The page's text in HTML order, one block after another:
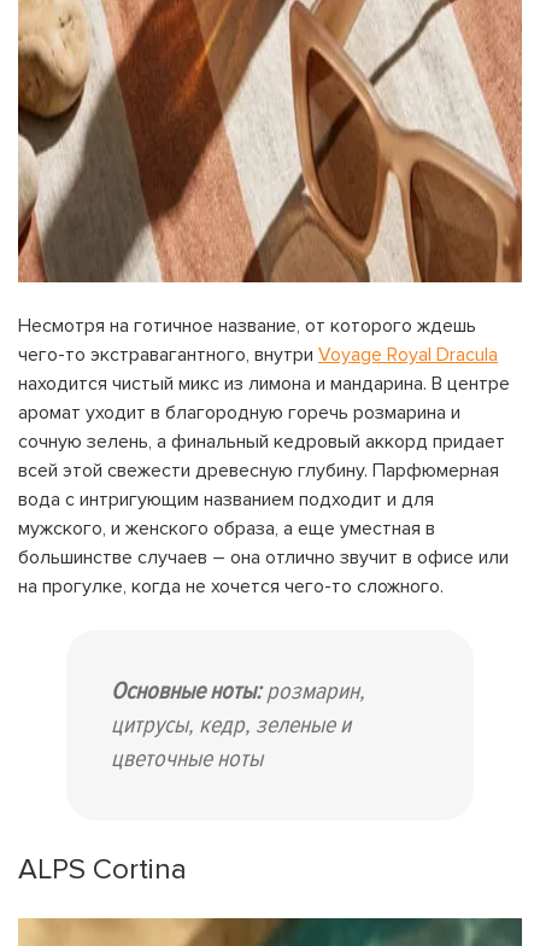
Несмотря на готичное название, от которого ждешь
чего-то экстравагантного, внутри Voyage Royal Dracula
находится чистый микс из лимона и мандарина. В центре
аромат уходит в благородную горечь розмарина и
сочную зелень, а финальный кедровый аккорд придает
всей этой свежести древесную глубину. Парфюмерная
вода с интригующим названием подходит и для
мужского, и женского образа, а еще уместная в
большинстве случаев – она отлично звучит в офисе или
на прогулке, когда не хочется чего-то сложного.
Основные ноты:розмарин,
цитрусы, кедр, зеленые и
цветочные ноты
ALPS Cortina